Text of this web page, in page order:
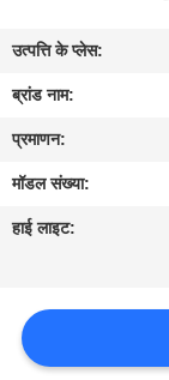
समाचार
मामले
उद्धरण
साइटमैप
उत्पत्ति के प्लेस:
ब्रांड नाम:
प्रमाणन:
मॉडल संख्या:
हाई लाइट: